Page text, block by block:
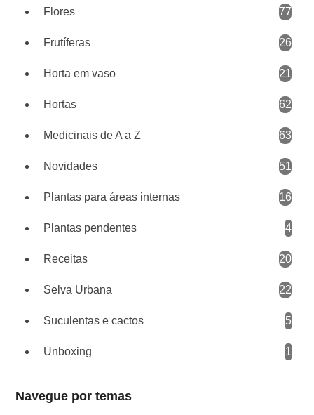
Flores 77
Frutíferas 26
Horta em vaso 21
Hortas 62
Medicinais de A a Z 63
Novidades 51
Plantas para áreas internas 16
Plantas pendentes 4
Receitas 20
Selva Urbana 22
Suculentas e cactos 5
Unboxing 1
Navegue por temas